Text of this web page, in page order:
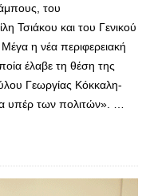
του
Τσιάκου και του Γενικού
η νέα περιφερειακή
έλαβε τη θέση της
Γεωργίας Κόκκαλη-
υπέρ των πολιτών». …